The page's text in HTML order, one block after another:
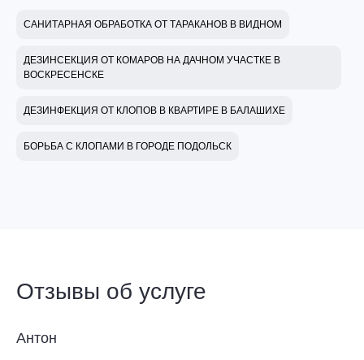
САНИТАРНАЯ ОБРАБОТКА ОТ ТАРАКАНОВ В ВИДНОМ
ДЕЗИНСЕКЦИЯ ОТ КОМАРОВ НА ДАЧНОМ УЧАСТКЕ В
ВОСКРЕСЕНСКЕ
ДЕЗИНФЕКЦИЯ ОТ КЛОПОВ В КВАРТИРЕ В БАЛАШИХЕ
БОРЬБА С КЛОПАМИ В ГОРОДЕ ПОДОЛЬСК
Отзывы об услуге
Антон